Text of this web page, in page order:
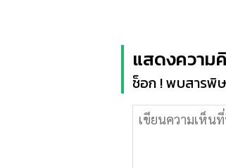
แสดงความ
ช็อก ! พบสารพิษ